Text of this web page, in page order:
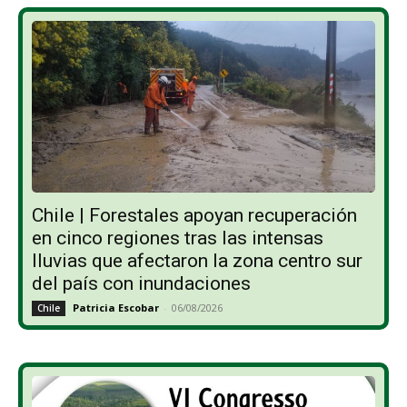
Chile | Forestales apoyan recuperación
en cinco regiones tras las intensas
lluvias que afectaron la zona centro sur
del país con inundaciones
Chile Patricia Escobar - 06/08/2026